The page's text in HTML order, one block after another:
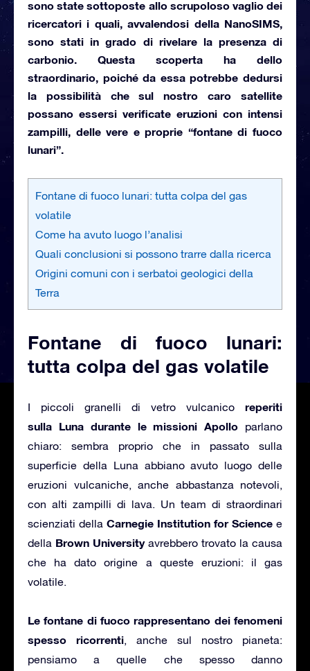
sono state sottoposte allo scrupoloso vaglio dei
ricercatori i quali, avvalendosi della NanoSIMS,
sono stati in grado di rivelare la presenza di
carbonio. Questa scoperta ha dello
straordinario, poiché da essa potrebbe dedursi
la possibilità che sul nostro caro satellite
possano essersi verificate eruzioni con intensi
zampilli, delle vere e proprie “fontane di fuoco
lunari”.
Fontane di fuoco lunari: tutta colpa del gas
volatile
Come ha avuto luogo l’analisi
Quali conclusioni si possono trarre dalla ricerca
Origini comuni con i serbatoi geologici della
Terra
Fontane di fuoco lunari:
tutta colpa del gas volatile
I piccoli granelli di vetro vulcanico reperiti
sulla Luna durante le missioni Apollo parlano
chiaro: sembra proprio che in passato sulla
superficie della Luna abbiano avuto luogo delle
eruzioni vulcaniche, anche abbastanza notevoli,
con alti zampilli di lava. Un team di straordinari
scienziati della Carnegie Institution for Science e
della Brown Universityavrebbero trovato la causa
che ha dato origine a queste eruzioni: il gas
volatile.
Le fontane di fuoco rappresentano dei fenomeni
spesso ricorrenti, anche sul nostro pianeta:
pensiamo a quelle che spesso danno